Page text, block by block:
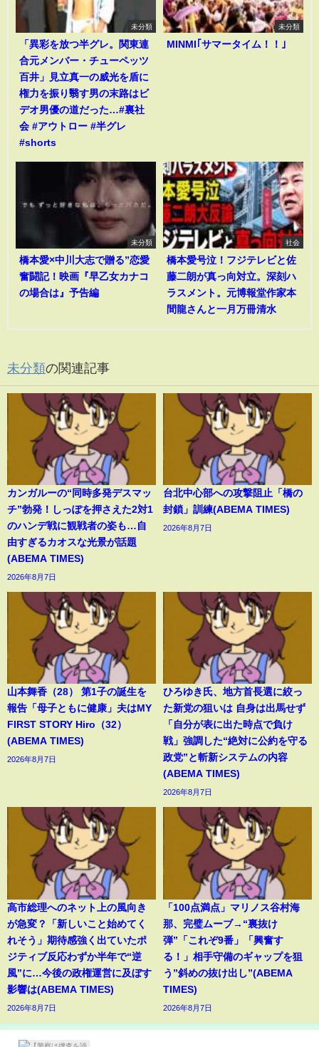
未分類
「異彩を放つ半グレ。関東連
合元メンバー・チューペッツ
百井」見立真一の威光を盾に
権力を振り翳す男の末路はビ
デオ男優の道だった…#裏社
会 #アウトロー #半グレ
#shorts
未分類
MINMI｢サマータイム！！｣
未分類
橋本愛×中川大志で贈る”恋愛
奮闘記！映画『早乙女カナコ
の場合は』予告編
社会
橋本愛号泣！フジテレビと佐
藤二朗が真っ向対立。深刻ハ
ラスメント。元博報堂作家本
間龍さんと一月万冊清水
未分類の関連記事
カンガルーの“同時多発デスマッ
チ”勃発！しっぽを押さえた2対1
のハンデ戦に観戦者の姿も…自
由すぎるカオスな光景が話題
(ABEMA TIMES)
2026年8月7日
台北中心部への攻撃阻止「橋の
封鎖」訓練(ABEMA TIMES)
2026年8月7日
山本舞香（28） 第1子の誕生を
報告「母子ともに健康」夫はMY
FIRST STORY Hiro（32）
(ABEMA TIMES)
2026年8月7日
ひろゆき氏、地方首長選に絞っ
た新党の狙いは 自身は出馬せず
「自分が表に出た時点で負け
戦」強調した“絶対に公約を守る
政党”と斬新システムの内容
(ABEMA TIMES)
2026年8月7日
高市総理へのネット上の風向き
が急変？「新しいこと始めてく
れそう」期待感強く出ていたポ
ジティブ反応わずか半年で“逆
風”に…今後の政権運営に及ぼす
影響は(ABEMA TIMES)
2026年8月7日
「100点満点」マリノス谷村海
那、完璧ムーブ→“裏抜け
弾”「これぞ9番」「興奮す
る！」相手守備のギャップを狙
う”斜めの抜け出し”(ABEMA
TIMES)
2026年8月7日